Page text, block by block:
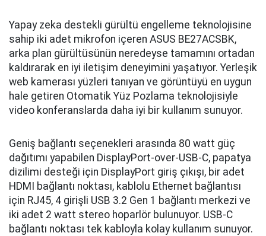
Yapay zeka destekli gürültü engelleme teknolojisine
sahip iki adet mikrofon içeren ASUS BE27ACSBK,
arka plan gürültüsünün neredeyse tamamını ortadan
kaldırarak en iyi iletişim deneyimini yaşatıyor. Yerleşik
web kamerası yüzleri tanıyan ve görüntüyü en uygun
hale getiren Otomatik Yüz Pozlama teknolojisiyle
video konferanslarda daha iyi bir kullanım sunuyor.
Geniş bağlantı seçenekleri arasında 80 watt güç
dağıtımı yapabilen DisplayPort-over-USB-C, papatya
dizilimi desteği için DisplayPort giriş çıkışı, bir adet
HDMI bağlantı noktası, kablolu Ethernet bağlantısı
için RJ45, 4 girişli USB 3.2 Gen 1 bağlantı merkezi ve
iki adet 2 watt stereo hoparlör bulunuyor. USB-C
bağlantı noktası tek kabloyla kolay kullanım sunuyor.